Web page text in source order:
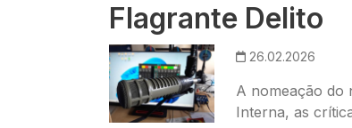
Flagrante Delito
Imagem 26.02.2026
A nomeação do
Interna, as